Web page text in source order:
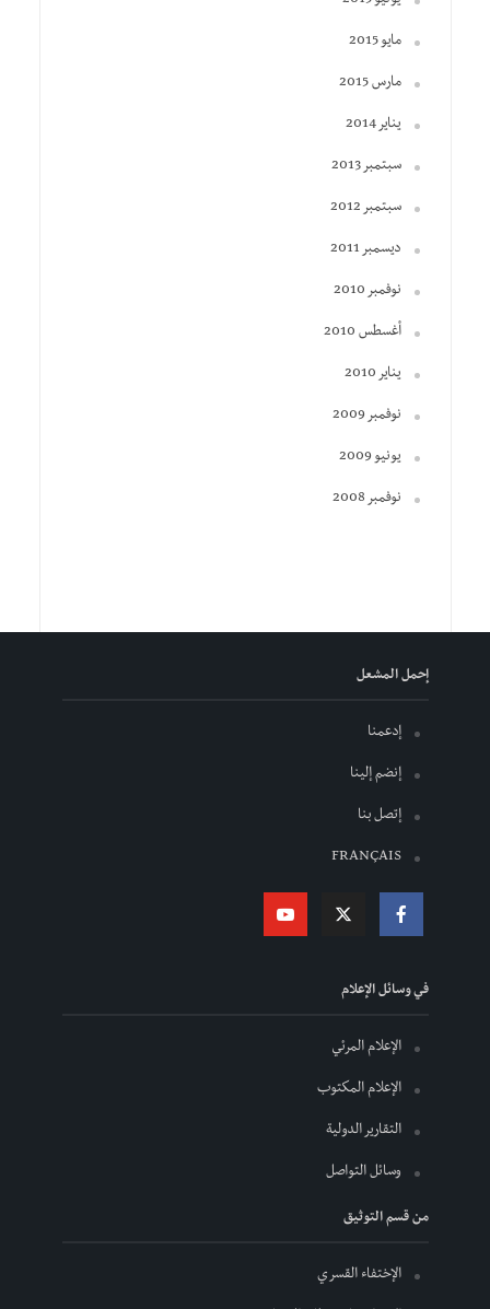
مايو 2015
مارس 2015
يناير 2014
سبتمبر 2013
سبتمبر 2012
ديسمبر 2011
نوفمبر 2010
أغسطس 2010
يناير 2010
نوفمبر 2009
يونيو 2009
نوفمبر 2008
إحمل المشعل
إدعمنا
إنضم إلينا
إتصل بنا
FRANÇAIS
في وسائل الإعلام
الإعلام المرئي
الإعلام المكتوب
التقارير الدولية
وسائل التواصل
من قسم التوثيق
الإختفاء القسري